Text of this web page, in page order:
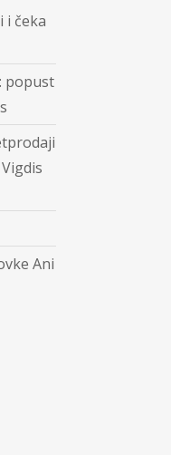
i čeka
popust
Ani